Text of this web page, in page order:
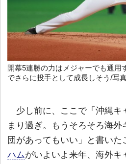
開幕5連勝の力はメジャーでも通用
でさらに投手として成長しそう/写
少し前に、ここで「沖縄キ
まり過ぎ。もうそろそろ海
団があってもいい」と書いた
ハムがいよいよ来年、海外キ